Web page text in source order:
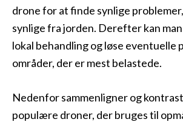
drone for at finde synlige
synlige fra jorden. Derefter kan
lokal behandling og løse eventuelle
områder, der er mest belastede.
Nedenfor sammenligner og
populære droner, der bruges til